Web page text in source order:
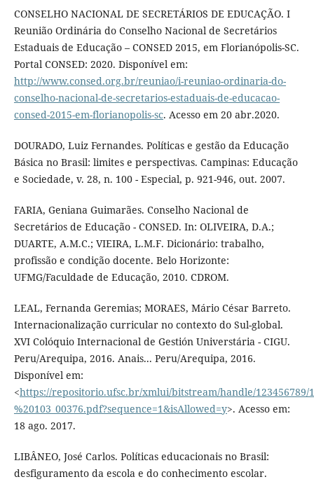
CONSELHO NACIONAL DE SECRETÁRIOS DE EDUCAÇÃO. I
Reunião Ordinária do Conselho Nacional de Secretários
Estaduais de Educação – CONSED 2015, em Florianópolis-SC.
Portal CONSED: 2020. Disponível em:
http://www.consed.org.br/reuniao/i-reuniao-ordinaria-do-
conselho-nacional-de-secretarios-estaduais-de-educacao-
consed-2015-em-florianopolis-sc. Acesso em 20 abr.2020.
DOURADO, Luiz Fernandes. Políticas e gestão da Educação
Básica no Brasil: limites e perspectivas. Campinas: Educação
e Sociedade, v. 28, n. 100 - Especial, p. 921-946, out. 2007.
FARIA, Geniana Guimarães. Conselho Nacional de
Secretários de Educação - CONSED. In: OLIVEIRA, D.A.;
DUARTE, A.M.C.; VIEIRA, L.M.F. Dicionário: trabalho,
profissão e condição docente. Belo Horizonte:
UFMG/Faculdade de Educação, 2010. CDROM.
LEAL, Fernanda Geremias; MORAES, Mário César Barreto.
Internacionalização curricular no contexto do Sul-global.
XVI Colóquio Internacional de Gestión Universtária - CIGU.
Peru/Arequipa, 2016. Anais... Peru/Arequipa, 2016.
Disponível em:
<https://repositorio.ufsc.br/xmlui/bitstream/handle/123456789/
%20103_00376.pdf?sequence=1&isAllowed=y>. Acesso em:
18 ago. 2017.
LIBÂNEO, José Carlos. Políticas educacionais no Brasil:
desfiguramento da escola e do conhecimento escolar.